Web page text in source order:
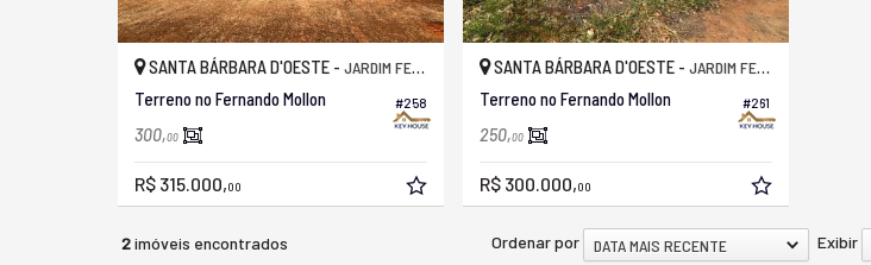
#258
SANTA BÁRBARA D'OESTE - JARDIM FERNANDO MOLLON
Terreno no Fernando Mollon
300,00
R$ 315.000,00
#261
SANTA BÁRBARA D'OESTE - JARDIM FERNANDO MOLLON
Terreno no Fernando Mollon
250,00
R$ 300.000,00
2imóveis encontrados Exibir
Ordenar por
DATA MAIS RECENTE